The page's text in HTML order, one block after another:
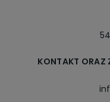
KONTAKT ORAZ